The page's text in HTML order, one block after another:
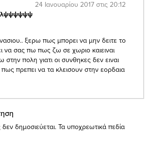
24 Ιανουαρίου 2017 στις 20:12
ξερω πως μπορει να μην δειτε το
να σας πω πως ζω σε χωριο καιειναι
πολη γιατι οι συνθηκες δεν ειναι
πρεπει να τα κλεισουν στην εορδαια
δημοσιεύεται. Τα υποχρεωτικά πεδία